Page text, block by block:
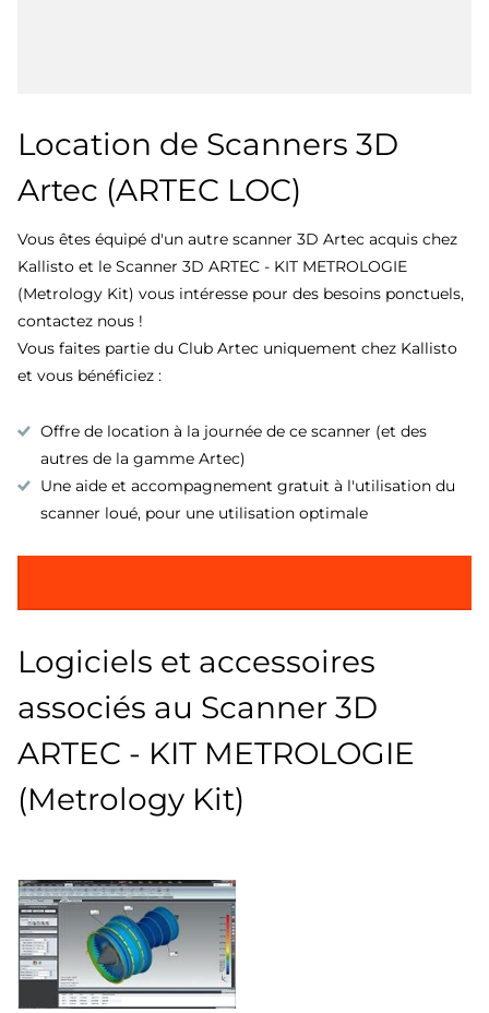
Location de Scanners 3D
Artec (ARTEC LOC)
Vous êtes équipé d'un autre scanner 3D Artec acquis chez
Kallisto et le Scanner 3D ARTEC - KIT METROLOGIE
(Metrology Kit) vous intéresse pour des besoins ponctuels,
contactez nous !
Vous faites partie du Club Artec uniquement chez Kallisto
et vous bénéficiez :
Offre de location à la journée de ce scanner (et des
autres de la gamme Artec)
Une aide et accompagnement gratuit à l'utilisation du
scanner loué, pour une utilisation optimale
Logiciels et accessoires
associés au Scanner 3D
ARTEC - KIT METROLOGIE
(Metrology Kit)